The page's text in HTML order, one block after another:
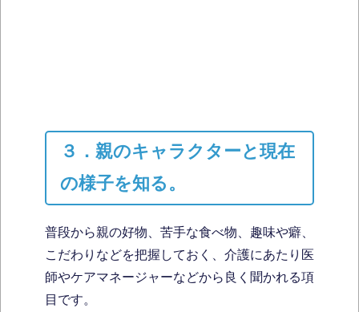
３．親のキャラクターと現在
の様子を知る。
普段から親の好物、苦手な食べ物、趣味や癖、
こだわりなどを把握しておく、介護にあたり医
師やケアマネージャーなどから良く聞かれる項
目です。